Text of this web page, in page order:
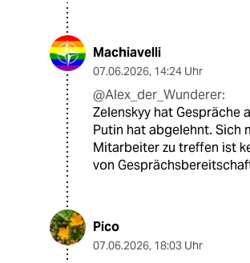
Machiavelli
07.06.2026, 14:24 Uhr
@Alex_der_Wunderer:
Zelenskyy hat Gespräche
Putin hat abgelehnt. Sich
Mitarbeiter zu treffen ist
von
Pico
07.06.2026, 18:03 Uhr